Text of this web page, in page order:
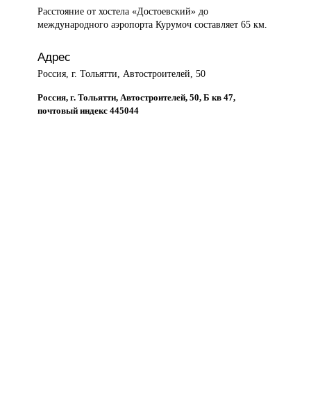
Расстояние от хостела «Достоевский» до
международного аэропорта Курумоч составляет 65 км.
Адрес
Россия, г. Тольятти, Автостроителей, 50
Россия, г. Тольятти, Автостроителей, 50, Б кв 47,
почтовый индекс 445044